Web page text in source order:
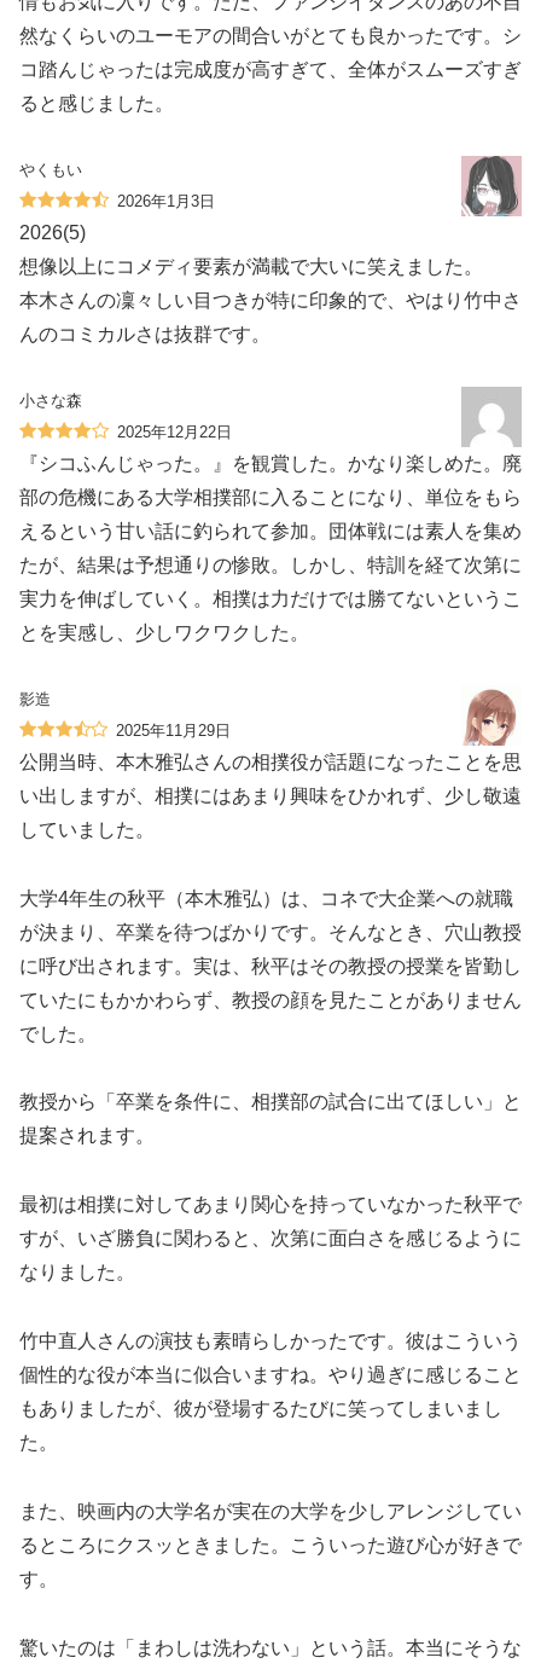
然なくらいのユーモアの間合いがとても良かったです。シ
コ踏んじゃったは完成度が高すぎて、全体がスムーズすぎ
ると感じました。
やくもい
2026年1月3日
2026(5)
想像以上にコメディ要素が満載で大いに笑えました。
本木さんの凜々しい目つきが特に印象的で、やはり竹中さ
んのコミカルさは抜群です。
小さな森
2025年12月22日
『シコふんじゃった。』を観賞した。かなり楽しめた。廃
部の危機にある大学相撲部に入ることになり、単位をもら
えるという甘い話に釣られて参加。団体戦には素人を集め
たが、結果は予想通りの惨敗。しかし、特訓を経て次第に
実力を伸ばしていく。相撲は力だけでは勝てないというこ
とを実感し、少しワクワクした。
影造
2025年11月29日
公開当時、本木雅弘さんの相撲役が話題になったことを思
い出しますが、相撲にはあまり興味をひかれず、少し敬遠
していました。
大学4年生の秋平（本木雅弘）は、コネで大企業への就職
が決まり、卒業を待つばかりです。そんなとき、穴山教授
に呼び出されます。実は、秋平はその教授の授業を皆勤し
ていたにもかかわらず、教授の顔を見たことがありません
でした。
教授から「卒業を条件に、相撲部の試合に出てほしい」と
提案されます。
最初は相撲に対してあまり関心を持っていなかった秋平で
すが、いざ勝負に関わると、次第に面白さを感じるように
なりました。
竹中直人さんの演技も素晴らしかったです。彼はこういう
個性的な役が本当に似合いますね。やり過ぎに感じること
もありましたが、彼が登場するたびに笑ってしまいまし
た。
また、映画内の大学名が実在の大学を少しアレンジしてい
るところにクスッときました。こういった遊び心が好きで
す。
驚いたのは「まわしは洗わない」という話。本当にそうな